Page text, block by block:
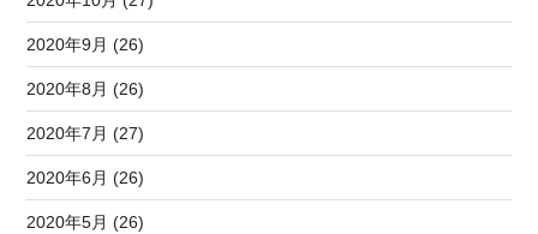
2020年9月 (26)
2020年8月 (26)
2020年7月 (27)
2020年6月 (26)
2020年5月 (26)